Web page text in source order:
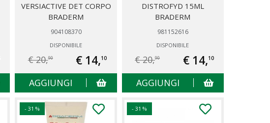
VERSIACTIVE DET CORPO
BRADERM
904108370
DISPONIBILE
€ 20,90 € 14,10
AGGIUNGI
DISTROFYD 15ML
BRADERM
981152616
DISPONIBILE
€ 20,90 € 14,10
AGGIUNGI
- 31 % - 31 %